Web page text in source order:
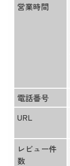
営業時間
電話番号
URL
レビュー件
数